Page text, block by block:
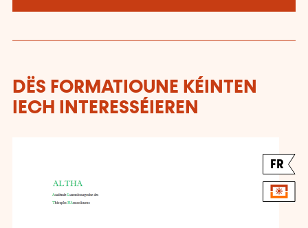
DËS FORMATIOUNE KÉINTEN
IECH INTERESSÉIEREN
FR